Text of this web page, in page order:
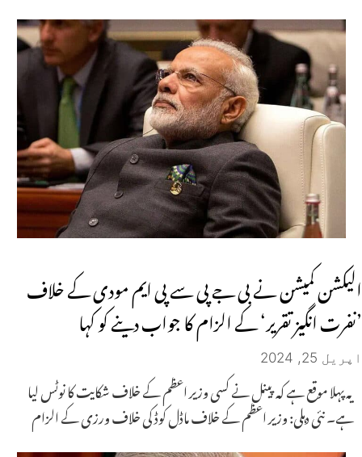
الیکشن کمیشن نے بی جے پی سے پی ایم مودی کے خلاف
’نفرت انگیز تقریر‘ کے الزام کا جواب دینے کو کہا
اپریل 25, 2024
یہ پہلا موقع ہے کہ پینل نے کسی وزیر اعظم کے خلاف شکایت کا نوٹس لیا
ہے۔ نئی دہلی: وزیر اعظم کے خلاف ماڈل کوڈ کی خلاف ورزی کے الزام